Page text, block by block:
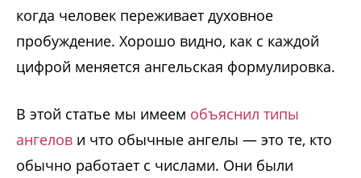
когда человек переживает духовное
пробуждение. Хорошо видно, как с каждой
цифрой меняется ангельская формулировка.
В этой статье мы имеем объяснил типы
ангелов и что обычные ангелы — это те, кто
обычно работает с числами. Они были